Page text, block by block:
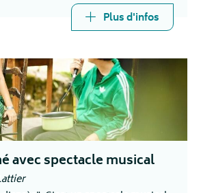
Plus d'infos
avec spectacle musical